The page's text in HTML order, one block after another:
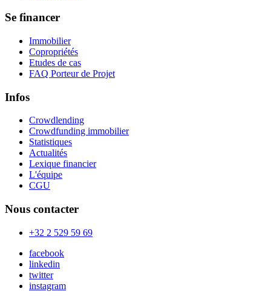
Se financer
Immobilier
Copropriétés
Etudes de cas
FAQ Porteur de Projet
Infos
Crowdlending
Crowdfunding immobilier
Statistiques
Actualités
Lexique financier
L'équipe
CGU
Nous contacter
+32 2 529 59 69
facebook
linkedin
twitter
instagram